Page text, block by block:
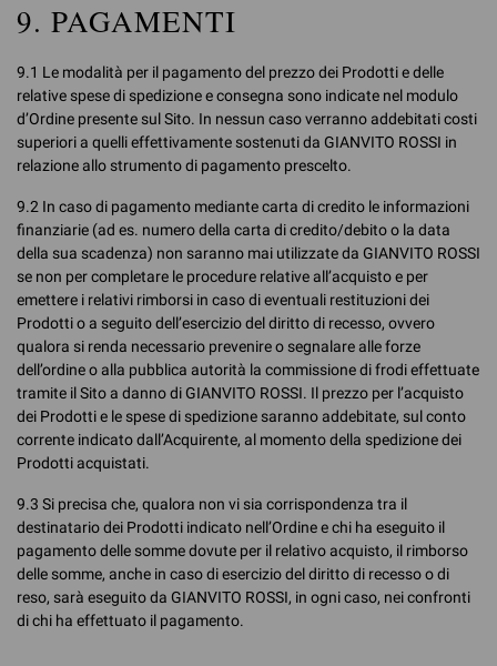
9. PAGAMENTI
9.1 Le modalità per il pagamento del prezzo dei Prodotti e delle
relative spese di spedizione e consegna sono indicate nel modulo
d’Ordine presente sul Sito. In nessun caso verranno addebitati costi
superiori a quelli effettivamente sostenuti da GIANVITO ROSSI in
relazione allo strumento di pagamento prescelto.
9.2 In caso di pagamento mediante carta di credito le informazioni
finanziarie (ad es. numero della carta di credito/debito o la data
della sua scadenza) non saranno mai utilizzate da GIANVITO ROSSI
se non per completare le procedure relative all’acquisto e per
emettere i relativi rimborsi in caso di eventuali restituzioni dei
Prodotti o a seguito dell’esercizio del diritto di recesso, ovvero
qualora si renda necessario prevenire o segnalare alle forze
dell’ordine o alla pubblica autorità la commissione di frodi effettuate
tramite il Sito a danno di GIANVITO ROSSI. Il prezzo per l’acquisto
dei Prodotti e le spese di spedizione saranno addebitate, sul conto
corrente indicato dall’Acquirente, al momento della spedizione dei
Prodotti acquistati.
9.3 Si precisa che, qualora non vi sia corrispondenza tra il
destinatario dei Prodotti indicato nell’Ordine e chi ha eseguito il
pagamento delle somme dovute per il relativo acquisto, il rimborso
delle somme, anche in caso di esercizio del diritto di recesso o di
reso, sarà eseguito da GIANVITO ROSSI, in ogni caso, nei confronti
di chi ha effettuato il pagamento.